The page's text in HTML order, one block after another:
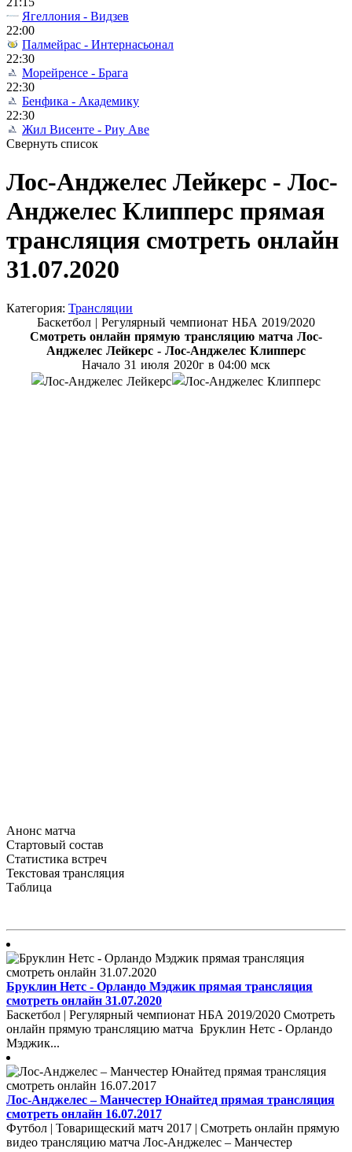
Ягеллония - Видзев
22:00
Палмейрас - Интернасьонал
22:30
Морейренсе - Брага
22:30
Бенфика - Академику
22:30
Жил Висенте - Риу Аве
Свернуть список
Лос-Анджелес Лейкерс - Лос-
Анджелес Клипперс прямая
трансляция смотреть онлайн
31.07.2020
Категория: Трансляции
Баскетбол | Регулярный чемпионат НБА 2019/2020
Смотреть онлайн прямую трансляцию матча Лос-
Анджелес Лейкерс - Лос-Анджелес Клипперс
Начало 31 июля 2020г в 04:00 мск
Анонс матча
Стартовый состав
Статистика встреч
Текстовая трансляция
Таблица
Бруклин Нетс - Орландо Мэджик прямая трансляция
смотреть онлайн 31.07.2020
Баскетбол | Регулярный чемпионат НБА 2019/2020 Смотреть
онлайн прямую трансляцию матча Бруклин Нетс - Орландо
Мэджик...
Лос-Анджелес – Манчестер Юнайтед прямая трансляция
смотреть онлайн 16.07.2017
Футбол | Товарищеский матч 2017 | Смотреть онлайн прямую
видео трансляцию матча Лос-Анджелес – Манчестер